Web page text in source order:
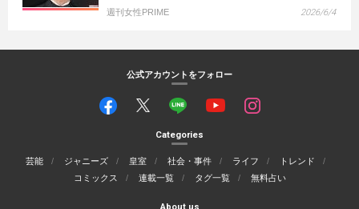
週刊女性PRIME 2026/6/4
公式アカウントをフォロー
Categories
芸能 ジャニーズ 皇室 社会・事件 ライフ
トレンド
コミックス
連載一覧 タグ一覧 無料占い